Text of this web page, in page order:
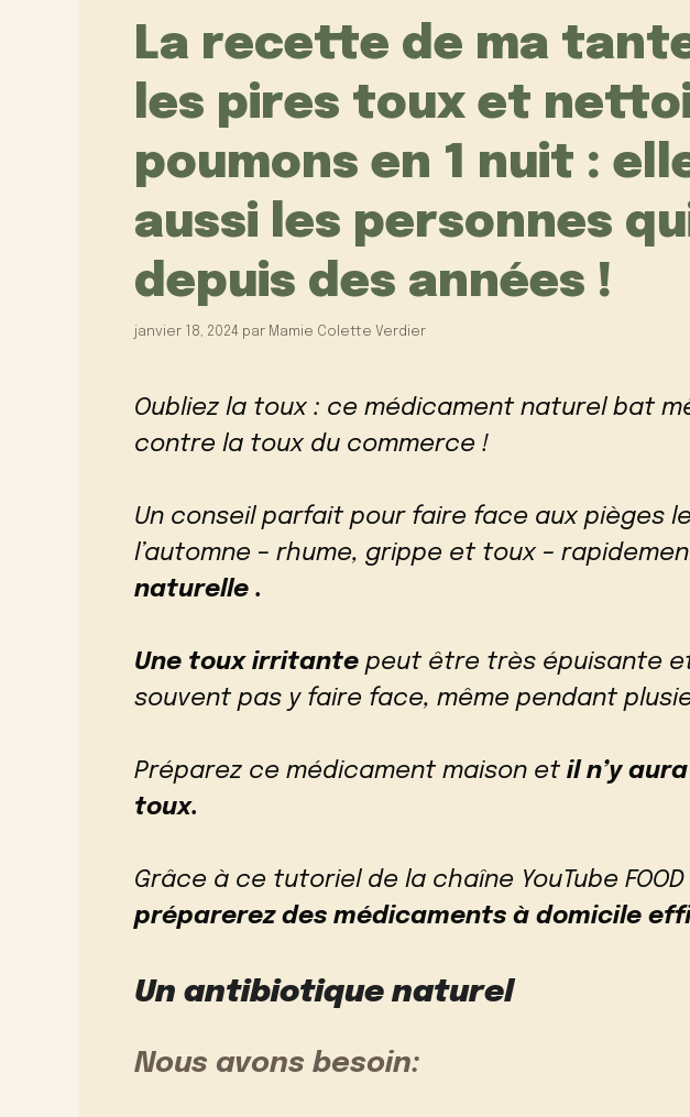
La recette de ma
les pires toux et
poumons en 1 nuit :
aussi les personnes
depuis des années !
janvier 18, 2024 par Mamie Colette Verdier
Oubliez la toux : ce médicament naturel bat
contre la toux du commerce !
Un conseil parfait pour faire face aux pièges
l’automne – rhume, grippe et toux –
naturelle .
Une toux irritante peut être très épuisante
souvent pas y faire face, même pendant
Préparez ce médicament maison et il n’y
toux.
Grâce à ce tutoriel de la chaîne YouTube FOOD
préparerez des médicaments à domicile
Un antibiotique naturel
Nous avons besoin: